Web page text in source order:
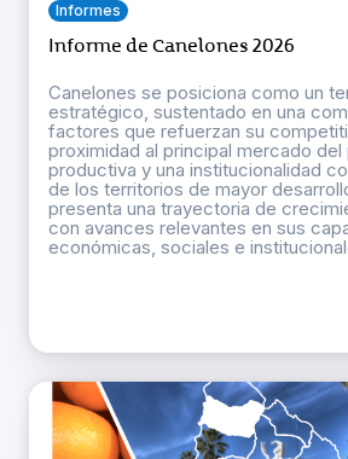
Informes
Informe de Canelones 2026
Canelones se posiciona como un
estratégico, sustentado en una
factores que refuerzan su
proximidad al principal mercado del
productiva y una institucionalidad
de los territorios de mayor
presenta una trayectoria de
con avances relevantes en sus
económicas, sociales e